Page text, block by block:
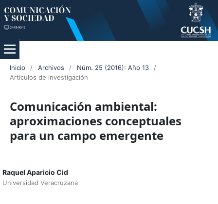
Inicio / Archivos / Núm. 25 (2016): Año 13
/
Artículos de investigación
Comunicación ambiental:
aproximaciones conceptuales
para un campo emergente
Raquel Aparicio Cid
Universidad Veracruzana